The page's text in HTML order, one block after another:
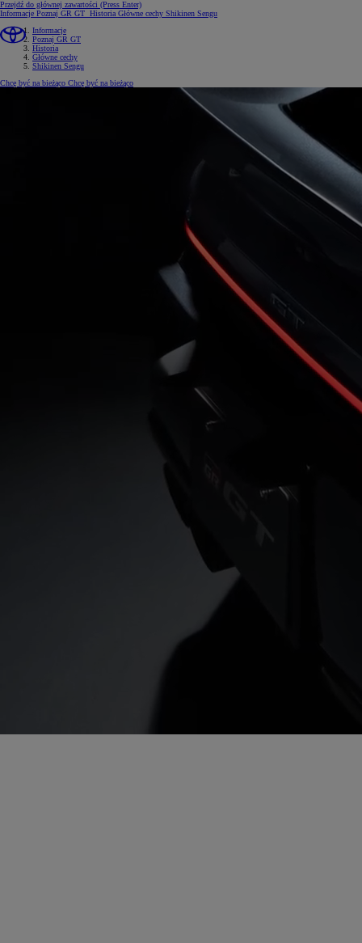
Przejdź do głównej zawartości (Press Enter)
Informacje Poznaj GR GT Historia Główne cechy Shikinen Sengu
Informacje
Poznaj GR GT
Historia
Główne cechy
Shikinen Sengu
Chcę być na bieżąco Chcę być na bieżąco